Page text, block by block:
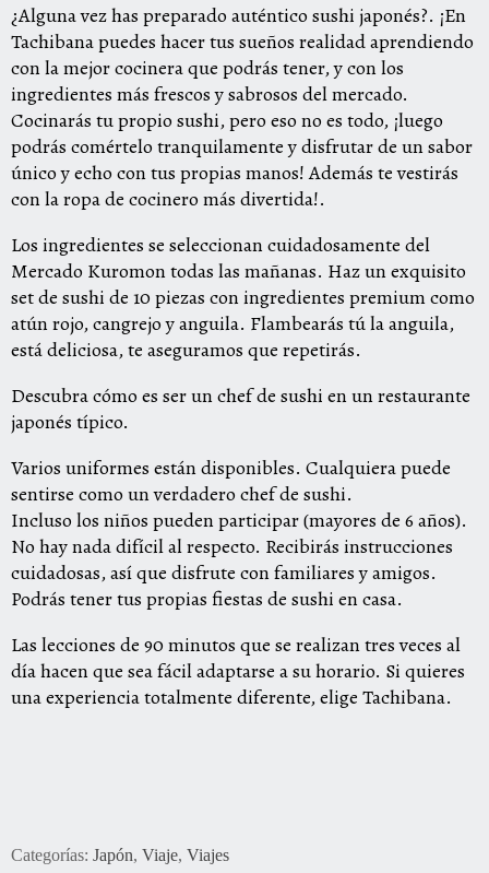
¿Alguna vez has preparado auténtico sushi japonés?. ¡En
Tachibana puedes hacer tus sueños realidad aprendiendo
con la mejor cocinera que podrás tener, y con los
ingredientes más frescos y sabrosos del mercado.
Cocinarás tu propio sushi, pero eso no es todo, ¡luego
podrás comértelo tranquilamente y disfrutar de un sabor
único y echo con tus propias manos! Además te vestirás
con la ropa de cocinero más divertida!.
Los ingredientes se seleccionan cuidadosamente del
Mercado Kuromon todas las mañanas. Haz un exquisito
set de sushi de 10 piezas con ingredientes premium como
atún rojo, cangrejo y anguila. Flambearás tú la anguila,
está deliciosa, te aseguramos que repetirás.
Descubra cómo es ser un chef de sushi en un restaurante
japonés típico.
Varios uniformes están disponibles. Cualquiera puede
sentirse como un verdadero chef de sushi.
Incluso los niños pueden participar (mayores de 6 años).
No hay nada difícil al respecto. Recibirás instrucciones
cuidadosas, así que disfrute con familiares y amigos.
Podrás tener tus propias fiestas de sushi en casa.
Las lecciones de 90 minutos que se realizan tres veces al
día hacen que sea fácil adaptarse a su horario. Si quieres
una experiencia totalmente diferente, elige Tachibana.
Categorías: Japón, Viaje, Viajes